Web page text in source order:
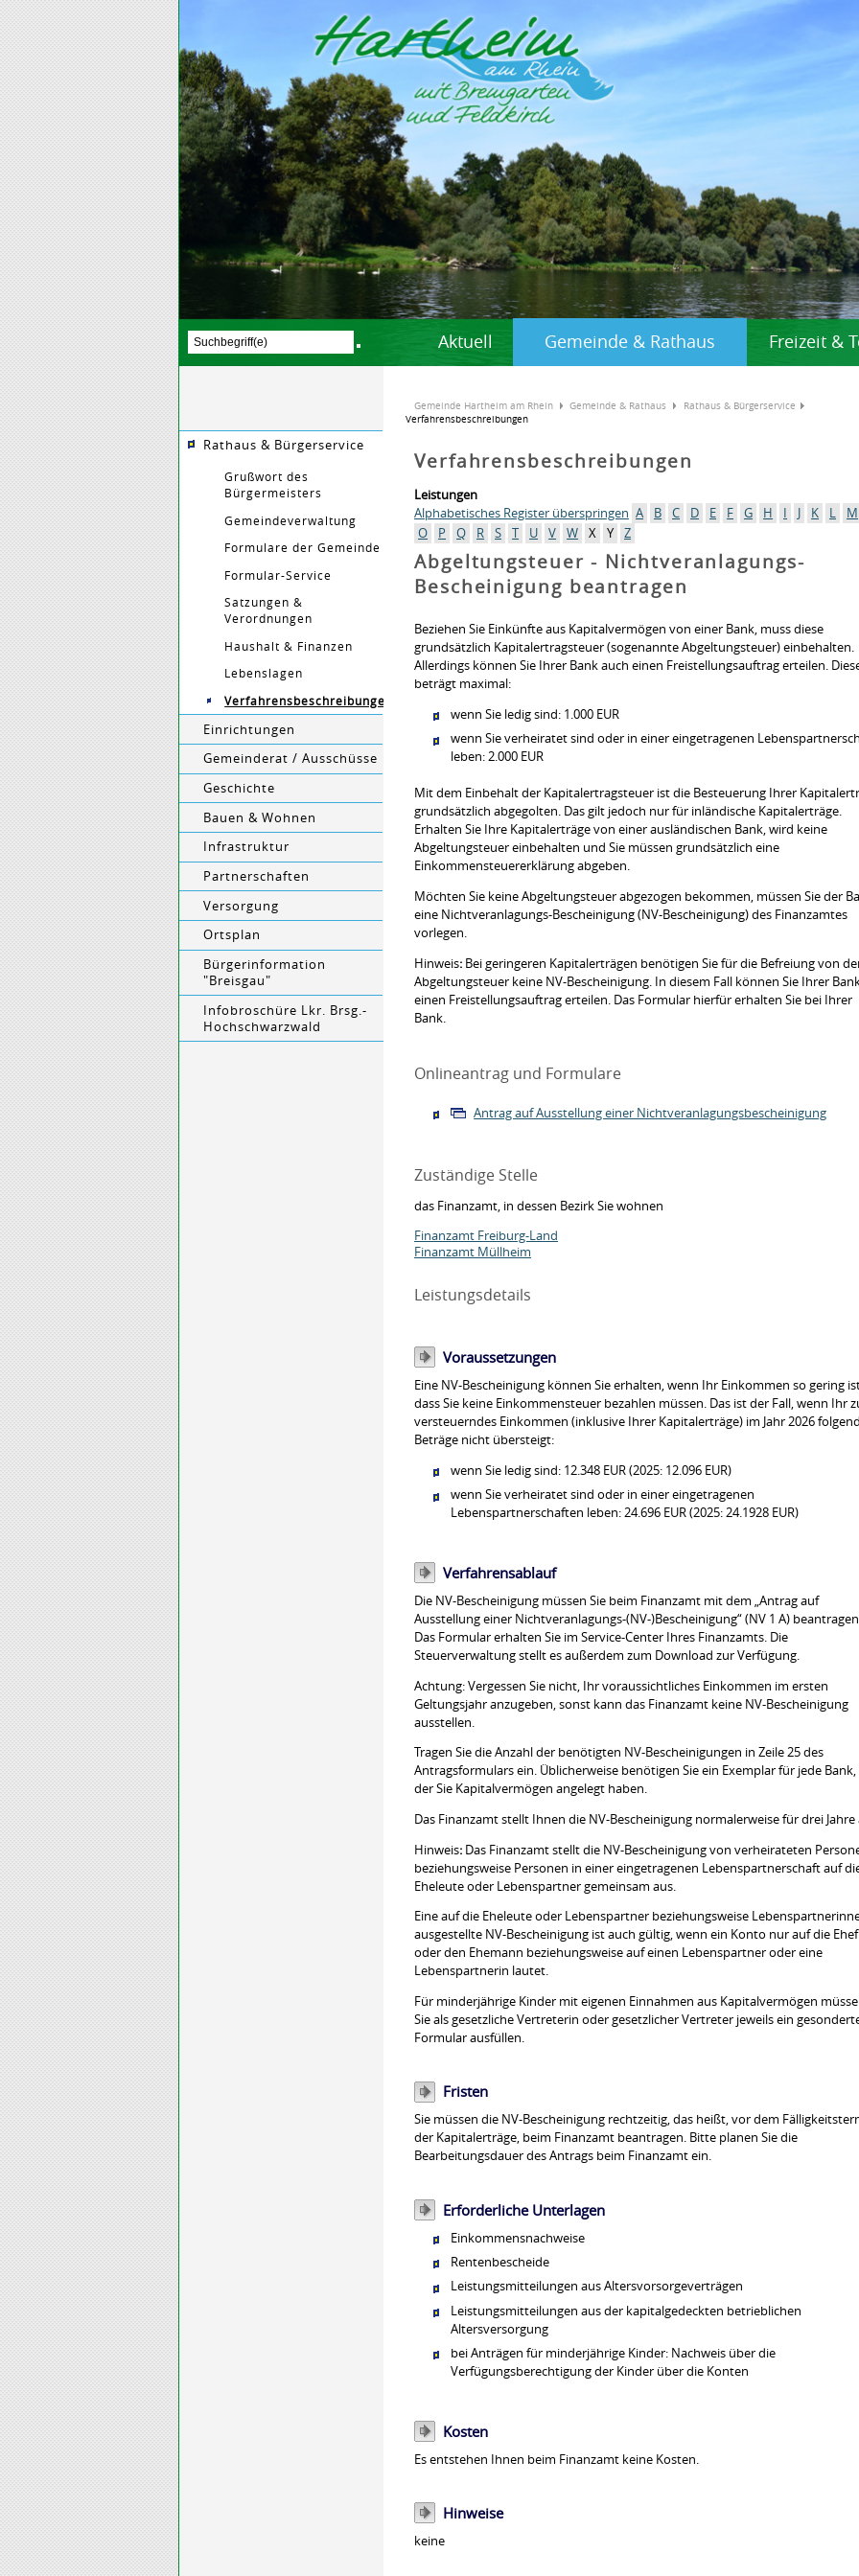
Aktuell Gemeinde & Rathaus Freizeit &
Rathaus & Bürgerservice
Grußwort des
Bürgermeisters
Gemeindeverwaltung
Formulare der Gemeinde
Formular-Service
Satzungen &
Verordnungen
Haushalt & Finanzen
Lebenslagen
Verfahrensbeschreibungen
Einrichtungen
Gemeinderat / Ausschüsse
Geschichte
Bauen & Wohnen
Infrastruktur
Partnerschaften
Versorgung
Ortsplan
Bürgerinformation
"Breisgau"
Infobroschüre Lkr. Brsg.-
Hochschwarzwald
Gemeinde Hartheim am Rhein Gemeinde & Rathaus
Rathaus & Bürgerservice
Verfahrensbeschreibungen
Verfahrensbeschreibungen
Leistungen
Alphabetisches Register überspringen A B C D E F G H I J K L M
O
P Q R S T U V W X Y Z
Abgeltungsteuer - Nichtveranlagungs-
Bescheinigung beantragen
Beziehen Sie Einkünfte aus Kapitalvermögen von einer Bank, muss diese
grundsätzlich Kapitalertragsteuer (sogenannte Abgeltungsteuer) einbehalten.
Allerdings können Sie Ihrer Bank auch einen Freistellungsauftrag erteilen.
beträgt maximal:
wenn Sie ledig sind: 1.000 EUR
wenn Sie verheiratet sind oder in einer eingetragenen
leben: 2.000 EUR
Mit dem Einbehalt der Kapitalertragsteuer ist die Besteuerung Ihrer
grundsätzlich abgegolten. Das gilt jedoch nur für inländische Kapitalerträge.
Erhalten Sie Ihre Kapitalerträge von einer ausländischen Bank, wird keine
Abgeltungsteuer einbehalten und Sie müssen grundsätzlich eine
Einkommensteuererklärung abgeben.
Möchten Sie keine Abgeltungsteuer abgezogen bekommen, müssen Sie der
eine Nichtveranlagungs-Bescheinigung (NV-Bescheinigung) des Finanzamtes
vorlegen.
Hinweis: Bei geringeren Kapitalerträgen benötigen Sie für die Befreiung von
Abgeltungsteuer keine NV-Bescheinigung. In diesem Fall können Sie Ihrer
einen Freistellungsauftrag erteilen. Das Formular hierfür erhalten Sie bei Ihrer
Bank.
Onlineantrag und Formulare
Antrag auf Ausstellung einer Nichtveranlagungsbescheinigung
Zuständige Stelle
das Finanzamt, in dessen Bezirk Sie wohnen
Finanzamt Freiburg-Land
Finanzamt Müllheim
Leistungsdetails
Voraussetzungen
Eine NV-Bescheinigung können Sie erhalten, wenn Ihr Einkommen so gering
dass Sie keine Einkommensteuer bezahlen müssen. Das ist der Fall, wenn Ihr
versteuerndes Einkommen (inklusive Ihrer Kapitalerträge) im Jahr 2026
Beträge nicht übersteigt:
wenn Sie ledig sind: 12.348 EUR (2025: 12.096 EUR)
wenn Sie verheiratet sind oder in einer eingetragenen
Lebenspartnerschaften leben: 24.696 EUR (2025: 24.1928 EUR)
Verfahrensablauf
Die NV-Bescheinigung müssen Sie beim Finanzamt mit dem „Antrag auf
Ausstellung einer Nichtveranlagungs-(NV-)Bescheinigung“ (NV 1 A)
Das Formular erhalten Sie im Service-Center Ihres Finanzamts. Die
Steuerverwaltung stellt es außerdem zum Download zur Verfügung.
Achtung: Vergessen Sie nicht, Ihr voraussichtliches Einkommen im ersten
Geltungsjahr anzugeben, sonst kann das Finanzamt keine NV-Bescheinigung
ausstellen.
Tragen Sie die Anzahl der benötigten NV-Bescheinigungen in Zeile 25 des
Antragsformulars ein. Üblicherweise benötigen Sie ein Exemplar für jede Bank,
der Sie Kapitalvermögen angelegt haben.
Das Finanzamt stellt Ihnen die NV-Bescheinigung normalerweisefür drei Jahre
Hinweis: Das Finanzamt stellt die NV-Bescheinigung von verheirateten
beziehungsweise Personen in einer eingetragenen Lebenspartnerschaft auf
Eheleute oder Lebenspartner gemeinsam aus.
Eine auf die Eheleute oder Lebenspartner beziehungsweise
ausgestellte NV-Bescheinigung ist auch gültig, wenn ein Konto nur auf die
oder den Ehemann beziehungsweise auf einen Lebenspartner oder eine
Lebenspartnerin lautet.
Für minderjährige Kinder mit eigenen Einnahmen aus Kapitalvermögen
Sie als gesetzliche Vertreterin oder gesetzlicher Vertreter jeweils ein
Formular ausfüllen.
Fristen
Sie müssen die NV-Bescheinigung rechtzeitig, das heißt, vor dem
der Kapitalerträge, beim Finanzamt beantragen. Bitte planen Sie die
Bearbeitungsdauer des Antrags beim Finanzamt ein.
Erforderliche Unterlagen
Einkommensnachweise
Rentenbescheide
Leistungsmitteilungen aus Altersvorsorgeverträgen
Leistungsmitteilungen aus der kapitalgedeckten betrieblichen
Altersversorgung
bei Anträgen für minderjährige Kinder: Nachweis über die
Verfügungsberechtigung der Kinder über die Konten
Kosten
Es entstehen Ihnen beim Finanzamt keine Kosten.
Hinweise
keine